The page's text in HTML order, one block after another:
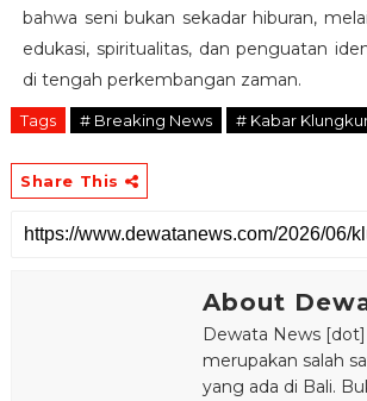
bahwa seni bukan sekadar hiburan,
edukasi, spiritualitas, dan penguatan
di tengah perkembangan zaman.
Tags # Breaking News # Kabar
Share This
About
Dewata News
merupakan salah
yang ada di Bali.